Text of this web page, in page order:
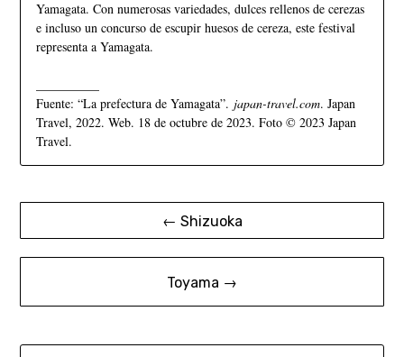
Yamagata. Con numerosas variedades, dulces rellenos de cerezas
e incluso un concurso de escupir huesos de cereza, este festival
representa a Yamagata.
Fuente: “La prefectura de Yamagata”. japan-travel.com. Japan
Travel, 2022. Web. 18 de octubre de 2023. Foto © 2023 Japan
Travel.
← Shizuoka
Toyama →